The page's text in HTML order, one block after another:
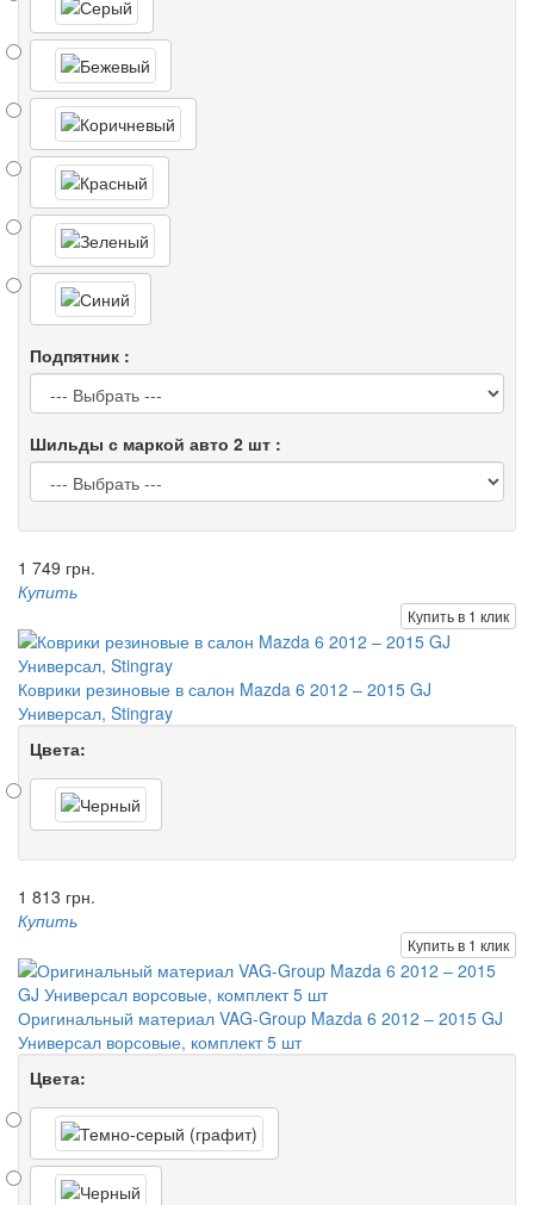
Подпятник :
Шильды с маркой авто 2 шт :
1 749 грн.
Купить
Купить в 1 клик
Коврики резиновые в салон Mazda 6 2012 – 2015 GJ
Универсал, Stingray
Цвета:
1 813 грн.
Купить
Купить в 1 клик
Оригинальный материал VAG-Group Mazda 6 2012 – 2015 GJ
Универсал ворсовые, комплект 5 шт
Цвета: